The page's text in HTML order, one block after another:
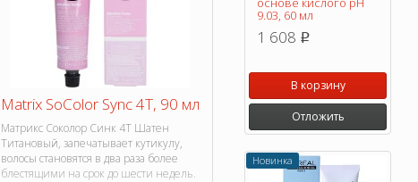
Matrix SoColor Sync 4T, 90 мл
Матрикс Соколор Синк 4T Шатен
Титановый, запечатывает кутикулу,
волосы становятся в два раза более
блестящими на срок до шести недель.
9.03, 60 мл
1 608 p
В корзину
Отложить
Новинка